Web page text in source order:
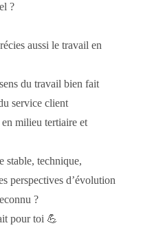
?
aussi le travail en
du travail bien fait
service client
milieu tertiaire et
stable, technique,
perspectives d’évolution
?
pour toi 💪